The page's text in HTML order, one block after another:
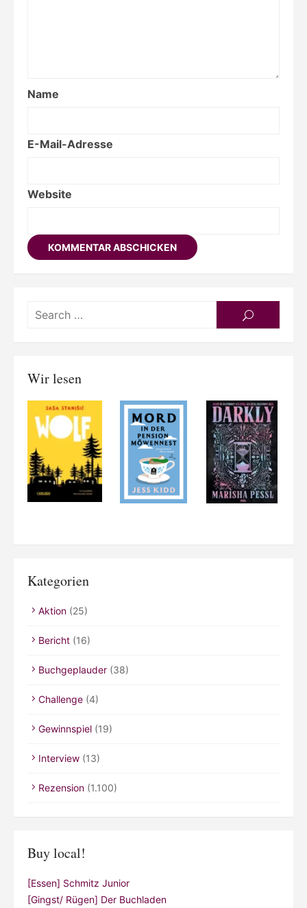
Name
E-Mail-Adresse
Website
SEARCH
Wir lesen
Kategorien
Aktion (25)
Bericht (16)
Buchgeplauder (38)
Challenge (4)
Gewinnspiel (19)
Interview (13)
Rezension (1.100)
Buy local!
[Essen] Schmitz Junior
[Gingst/ Rügen] Der Buchladen